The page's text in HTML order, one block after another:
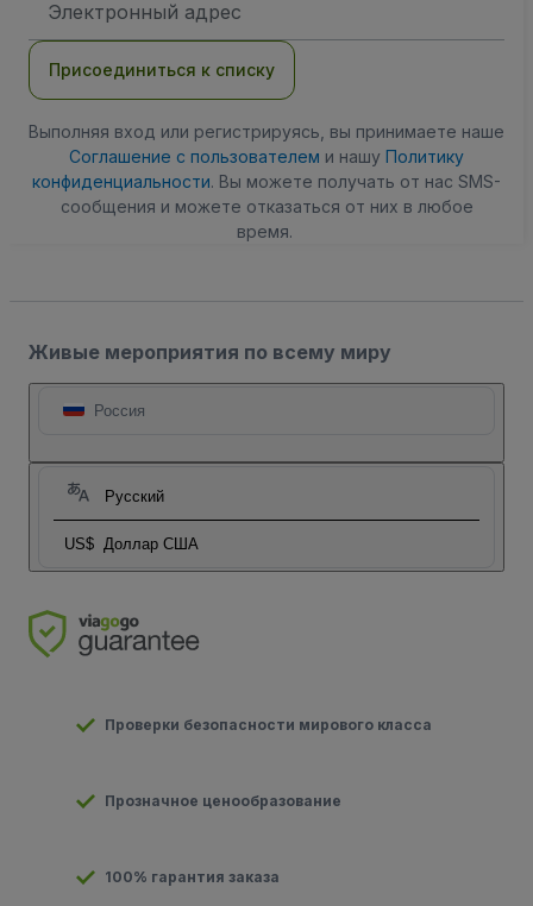
электронной
Присоединиться к списку
Выполняя вход или регистрируясь, вы принимаете наше
Соглашение с пользователем и нашу Политику
конфиденциальности. Вы можете получать от нас SMS-
сообщения и можете отказаться от них в любое
время.
Живые мероприятия по всему миру
Россия
Русский
US$ Доллар США
Проверки безопасности мирового класса
Прозначное ценообразование
100% гарантия заказа